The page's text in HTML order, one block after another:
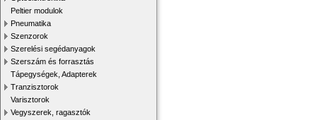
Peltier modulok
Pneumatika
Szenzorok
Szerelési segédanyagok
Szerszám és forrasztás
Tápegységek, Adapterek
Tranzisztorok
Varisztorok
Vegyszerek, ragasztók